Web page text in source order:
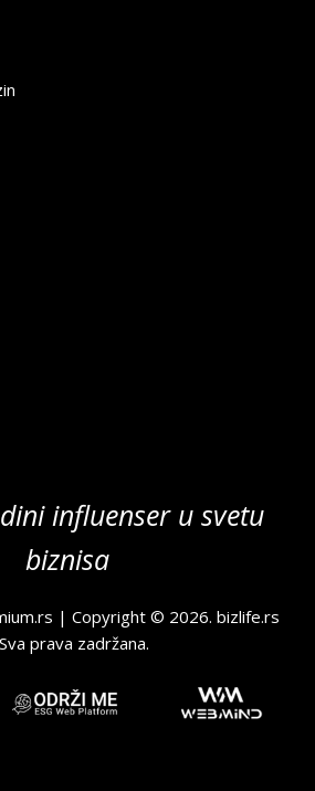
influenser u svetu
biznisa
| Copyright © 2026.bizlife.rs
prava zadržana.